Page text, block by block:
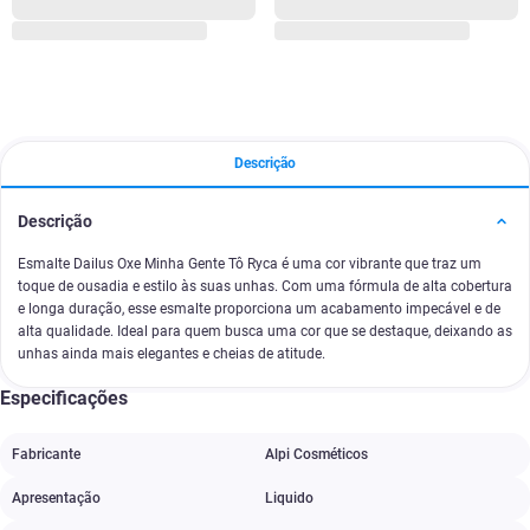
Descrição
Descrição
Esmalte Dailus Oxe Minha Gente Tô Ryca é uma cor vibrante que traz um
toque de ousadia e estilo às suas unhas. Com uma fórmula de alta cobertura
e longa duração, esse esmalte proporciona um acabamento impecável e de
alta qualidade. Ideal para quem busca uma cor que se destaque, deixando as
unhas ainda mais elegantes e cheias de atitude.
Especificações
Fabricante Alpi Cosméticos
Apresentação Liquido